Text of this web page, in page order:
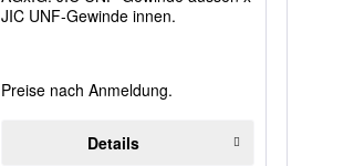
JIC UNF-Gewinde innen.
Preise nach Anmeldung.
Details